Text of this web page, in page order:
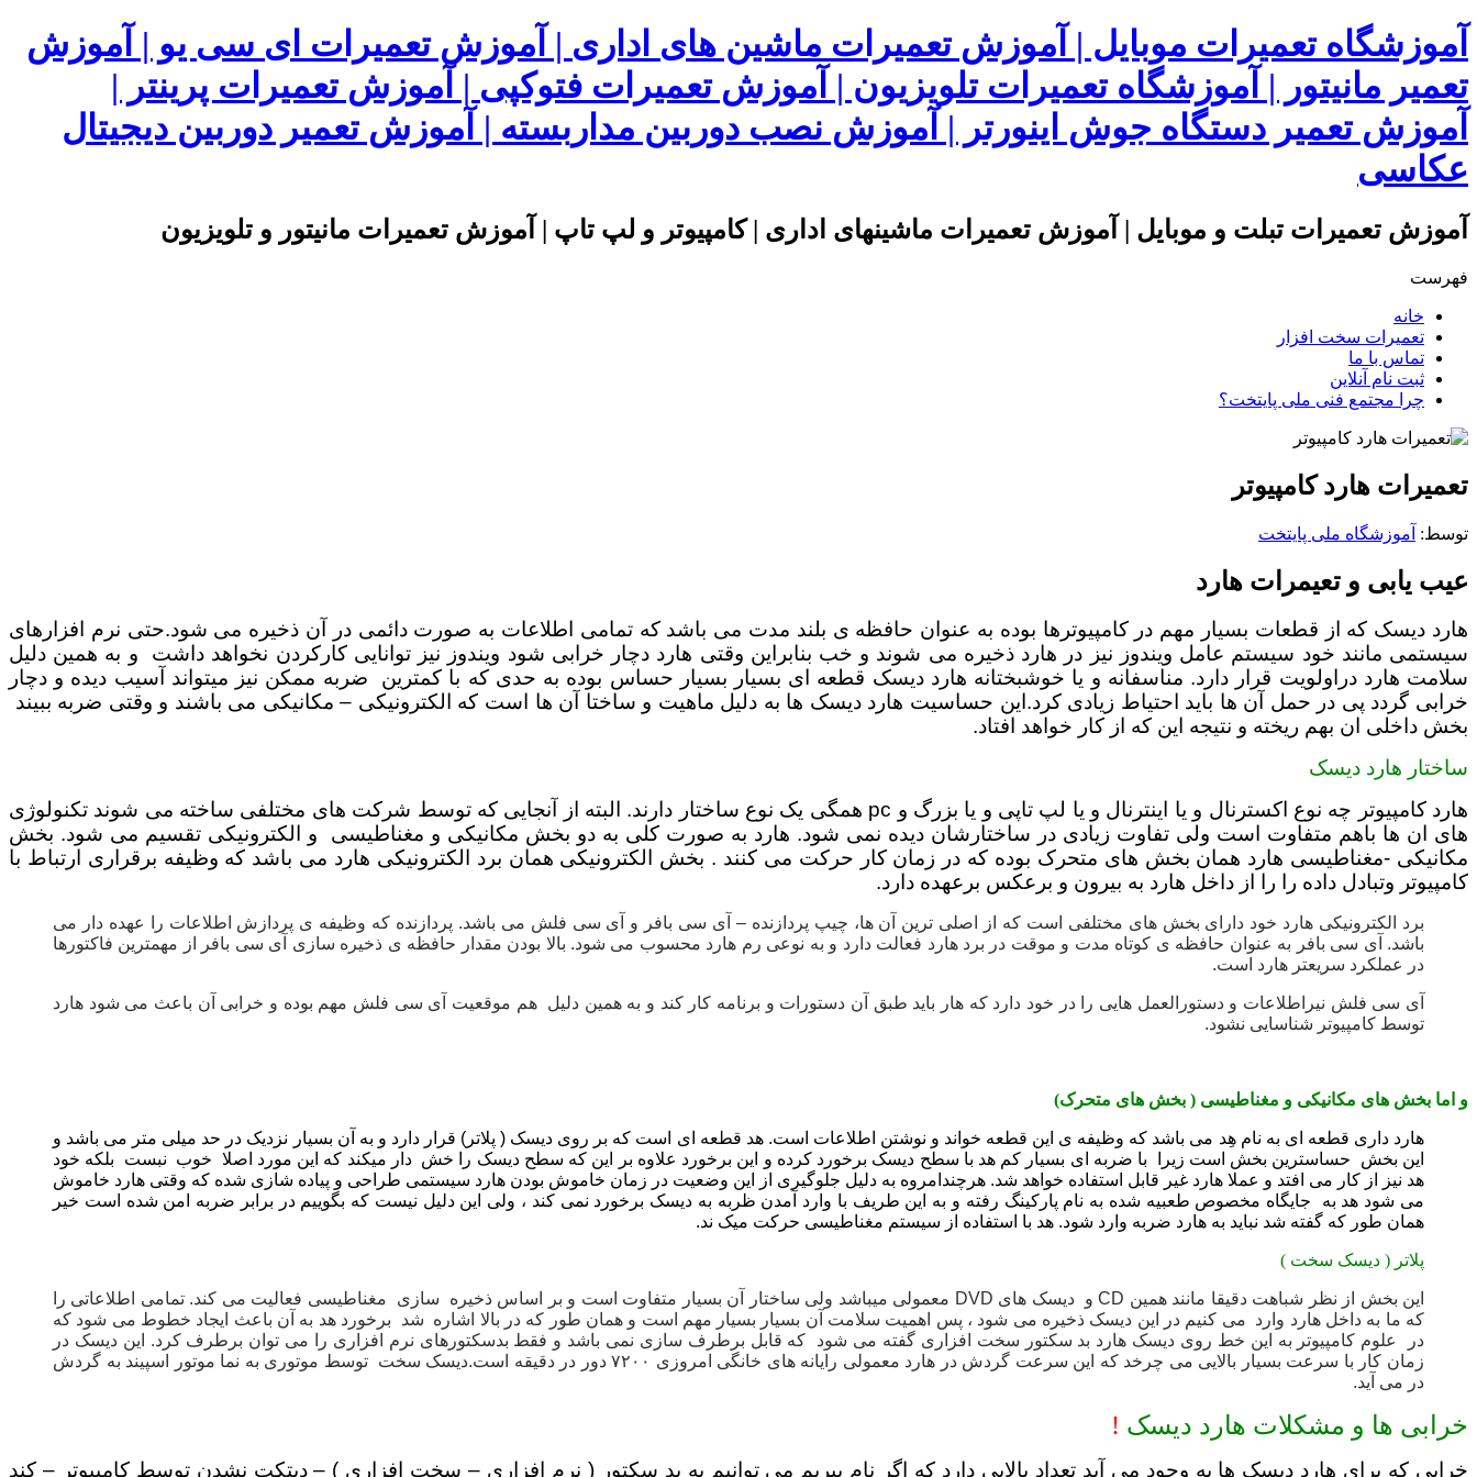
آموزشگاه تعمیرات موبایل | آموزش تعمیرات ماشین های اداری | آموزش تعمیرات ای سی یو | آموزش
تعمیر مانیتور | آموزشگاه تعمیرات تلویزیون | آموزش تعمیرات فتوکپی | آموزش تعمیرات پرینتر |
آموزش تعمیر دستگاه جوش اینورتر | آموزش نصب دوربین مداربسته | آموزش تعمیر دوربین دیجیتال
عکاسی
آموزش تعمیرات تبلت و موبایل | آموزش تعمیرات ماشینهای اداری | کامپیوتر و لپ تاپ | آموزش تعمیرات مانیتور و تلویزیون
فهرست
خانه
تعمیرات سخت افزار
تماس با ما
ثبت نام آنلاین
چرا مجتمع فنی ملی پایتخت؟
تعمیرات هارد کامپیوتر
توسط: ‪ آموزشگاه ملی پایتخت
عیب یابی و تعیمرات هارد
هارد دیسک که از قطعات بسیار مهم در کامپیوترها بوده به عنوان حافظه ی بلند مدت می باشد که تمامی اطلاعات به صورت دائمی در آن ذخیره می شود.حتی نرم افزارهای
سیستمی مانند خود سیستم عامل ویندوز نیز در هارد ذخیره می شوند و خب بنابراین وقتی هارد دچار خرابی شود ویندوز نیز توانایی کارکردن نخواهد داشت و به همین دلیل
سلامت هارد دراولویت قرار دارد. مناسفانه و یا خوشبختانه هارد دیسک قطعه ای بسیار بسیار حساس بوده به حدی که با کمترین ضربه ممکن نیز میتواند آسیب دیده و دچار
خرابی گردد پی در حمل آن ها باید احتیاط زیادی کرد.این حساسیت هارد دیسک ها به دلیل ماهیت و ساختا آن ها است که الکترونیکی – مکانیکی می باشند و وقتی ضربه ببیند
بخش داخلی ان بهم ریخته و نتیجه این که از کار خواهد افتاد.
ساختار هارد دیسک
هارد کامپیوتر چه نوع اکسترنال و یا اینترنال و یا لپ تاپی و یا بزرگ و pc همگی یک نوع ساختار دارند. البته از آنجایی که توسط شرکت های مختلفی ساخته می شوند تکنولوژی
های ان ها باهم متفاوت است ولی تفاوت زیادی در ساختارشان دیده نمی شود. هارد به صورت کلی به دو بخش مکانیکی و مغناطیسی و الکترونیکی تقسیم می شود. بخش
مکانیکی -مغناطیسی هارد همان بخش های متحرک بوده که در زمان کار حرکت می کنند . بخش الکترونیکی همان برد الکترونیکی هارد می باشد که وظیفه برقراری ارتباط با
کامپیوتر وتبادل داده را را از داخل هارد به بیرون و برعکس برعهده دارد.
برد الکترونیکی هارد خود دارای بخش های مختلفی است که از اصلی ترین آن ها، چیپ پردازنده – آی سی بافر و آی سی فلش می باشد. پردازنده که وظیفه ی پردازش اطلاعات را عهده دار می
باشد. آی سی بافر به عنوان حافظه ی کوتاه مدت و موقت در برد هارد فعالت دارد و به نوعی رم هارد محسوب می شود. بالا بودن مقدار حافظه ی ذخیره سازی آی سی بافر از مهمترین فاکتورها
در عملکرد سریعتر هارد است.
آی سی فلش نیراطلاعات و دستورالعمل هایی را در خود دارد که هار باید طبق آن دستورات و برنامه کار کند و به همین دلیل هم موقعیت آی سی فلش مهم بوده و خرابی آن باعث می شود هارد
توسط کامپیوتر شناسایی نشود.
و اما بخش های مکانیکی و مغناطیسی ( بخش های متحرک)
هارد داری قطعه ای به نام هِد می باشد که وظیفه ی این قطعه خواند و نوشتن اطلاعات است. هد قطعه ای است که بر روی دیسک ( پلاتر) قرار دارد و به آن بسیار نزدیک در حد میلی متر می باشد و
این بخش حساسترین بخش است زیرا با ضربه ای بسیار کم هد با سطح دیسک برخورد کرده و این برخورد علاوه بر این که سطح دیسک را خش دار میکند که این مورد اصلا خوب نبست بلکه خود
هد نیز از کار می افتد و عملا هارد غیر قابل استفاده خواهد شد. هرچندامروه به دلیل جلوگیری از این وضعیت در زمان خاموش بودن هارد سیستمی طراحی و پیاده شازی شده که وقتی هارد خاموش
می شود هد به جایگاه مخصوص طعبیه شده به نام پارکینگ رفته و به این طریف با وارد آمدن ظربه به دیسک برخورد نمی کند ، ولی این دلیل نیست که بگوییم در برابر ضربه امن شده است خیر
همان طور که گفته شد نباید به هارد ضربه وارد شود. هد با استفاده از سیستم مغناطیسی حرکت میک ند.
پلاتر ( دیسک سخت )
این بخش از نظر شباهت دقیقا مانند همین CD و دیسک های DVD معمولی میباشد ولی ساختار آن بسیار متفاوت است و بر اساس ذخیره سازی مغناطیسی فعالیت می کند. تمامی اطلاعاتی را
که ما به داخل هارد وارد می کنیم در این دیسک ذخیره می شود ، پس اهمیت سلامت آن بسیار بسیار مهم است و همان طور که در بالا اشاره شد برخورد هد به آن باعث ایجاد خطوط می شود که
در علوم کامپیوتر به این خط روی دیسک هارد بد سکتور سخت افزاری گفته می شود که قابل برطرف سازی نمی باشد و فقط بدسکتورهای نرم افزاری را می توان برطرف کرد. این دیسک در
زمان کار با سرعت بسیار بالایی می چرخد که این سرعت گردش در هارد معمولی رایانه های خانگی امروزی ۷۲۰۰ دور در دقیقه است.دیسک سخت توسط موتوری به نما موتور اسپیند به گردش
در می آید.
خرابی ها و مشکلات هارد دیسک !
خرابی که برای هارد دیسک ها به وجود می آید تعداد بالایی دارد که اگر نام ببریم می توانیم به بد سکتور ( نرم افزاری – سخت افزاری ) – دیتکت نشدن توسط کامپیوتر – کند